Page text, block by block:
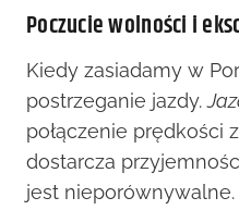
Poczucie wolności i
Kiedy zasiadamy w
postrzeganie jazdy.
połączenie prędkości
dostarcza
jest